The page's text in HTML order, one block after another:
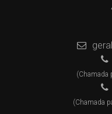
(Chamada
(Chamada